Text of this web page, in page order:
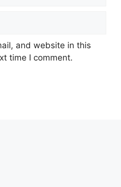
and website in this
time I comment.